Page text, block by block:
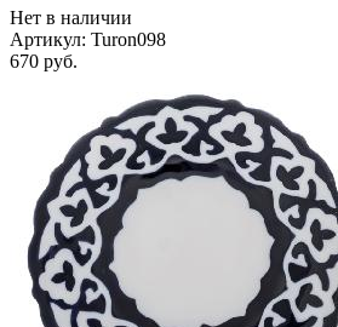
Нет в наличии
Артикул: Turon098
670 руб.